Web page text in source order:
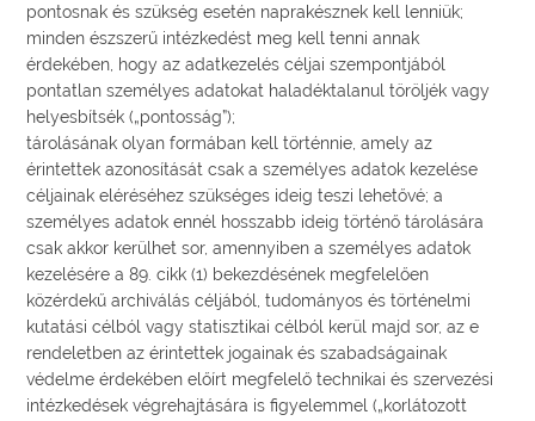
pontosnak és szükség esetén naprakésznek kell lenniük;
minden észszerű intézkedést meg kell tenni annak
érdekében, hogy az adatkezelés céljai szempontjából
pontatlan személyes adatokat haladéktalanul töröljék vagy
helyesbítsék („pontosság”);
tárolásának olyan formában kell történnie, amely az
érintettek azonosítását csak a személyes adatok kezelése
céljainak eléréséhez szükséges ideig teszi lehetővé; a
személyes adatok ennél hosszabb ideig történő tárolására
csak akkor kerülhet sor, amennyiben a személyes adatok
kezelésére a 89. cikk (1) bekezdésének megfelelően
közérdekű archiválás céljából, tudományos és történelmi
kutatási célból vagy statisztikai célból kerül majd sor, az e
rendeletben az érintettek jogainak és szabadságainak
védelme érdekében előírt megfelelő technikai és szervezési
intézkedések végrehajtására is figyelemmel („korlátozott